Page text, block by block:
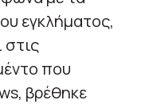
εγκλήματος,
που
βρέθηκε